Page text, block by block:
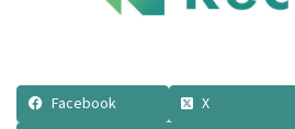
Facebook X